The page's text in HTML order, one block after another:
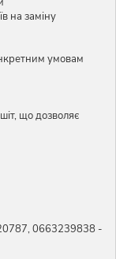
на заміну
умовам
що дозволяє
0663239838 -